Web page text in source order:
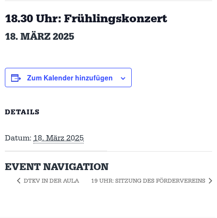
18.30 Uhr: Frühlingskonzert
18. MÄRZ 2025
Zum Kalender hinzufügen
DETAILS
Datum: 18. März 2025
EVENT NAVIGATION
DTKV IN DER AULA 19 UHR: SITZUNG DES FÖRDERVEREINS